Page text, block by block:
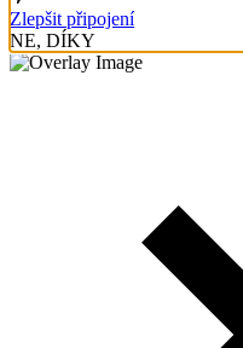
Zlepšit připojení
NE, DÍKY